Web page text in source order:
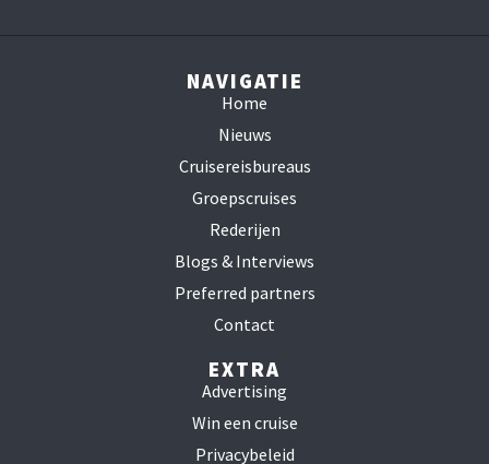
NAVIGATIE
Home
Nieuws
Cruisereisbureaus
Groepscruises
Rederijen
Blogs & Interviews
Preferred partners
Contact
EXTRA
Advertising
Win een cruise
Privacybeleid